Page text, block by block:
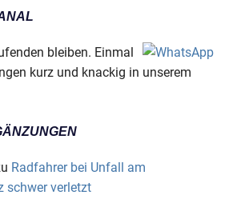
bleiben. Einmal
kurz und knackig in unserem
Radfahrer bei Unfall am
schwer verletzt